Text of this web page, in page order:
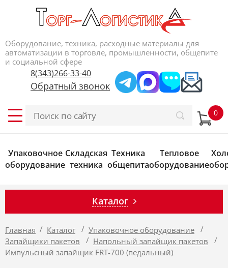
Оборудование, техника, расходные материалы для
автоматизации в торговле, промышленности, общепите
и социальной сфере
8(343)266-33-40
Обратный звонок
Упаковочное
оборудование
Складская
техника
Техника
общепита
Тепловое
оборудование
Каталог
Главная / Каталог / Упаковочное оборудование /
Запайщики пакетов
/ Напольный запайщик пакетов
/
Импульсный запайщик FRT-700 (педальный)